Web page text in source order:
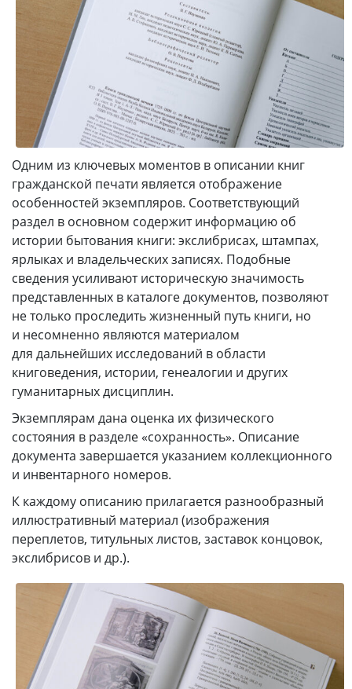
Одним из ключевых моментов в описании книг
гражданской печати является отображение
особенностей экземпляров. Соответствующий
раздел в основном содержит информацию об
истории бытования книги: экслибрисах, штампах,
ярлыках и владельческих записях. Подобные
сведения усиливают историческую значимость
представленных в каталоге документов, позволяют
не только проследить жизненный путь книги, но
и несомненно являются материалом
для дальнейших исследований в области
книговедения, истории, генеалогии и других
гуманитарных дисциплин.
Экземплярам дана оценка их физического
состояния в разделе «сохранность». Описание
документа завершается указанием коллекционного
и инвентарного номеров.
К каждому описанию прилагается разнообразный
иллюстративный материал (изображения
переплетов, титульных листов, заставок концовок,
экслибрисов и др.).